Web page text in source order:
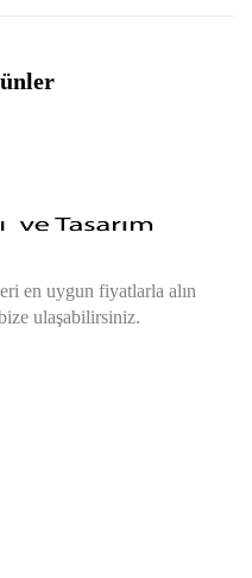
en uygun fiyatlarla alın
ulaşabilirsiniz.